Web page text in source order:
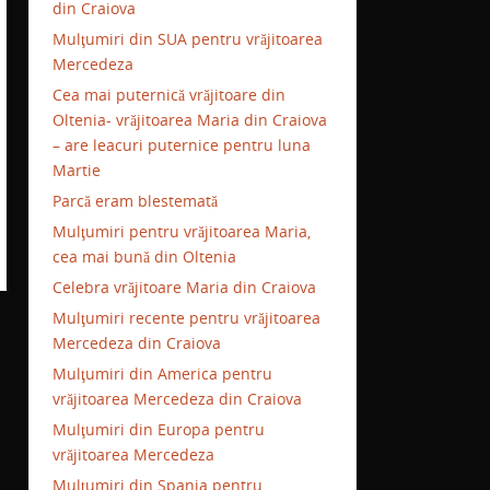
din Craiova
Mulţumiri din SUA pentru vrăjitoarea
Mercedeza
Cea mai puternică vrăjitoare din
Oltenia- vrăjitoarea Maria din Craiova
– are leacuri puternice pentru luna
Martie
Parcă eram blestemată
Mulţumiri pentru vrăjitoarea Maria,
cea mai bună din Oltenia
Celebra vrăjitoare Maria din Craiova
Mulţumiri recente pentru vrăjitoarea
Mercedeza din Craiova
Mulţumiri din America pentru
vrăjitoarea Mercedeza din Craiova
Mulţumiri din Europa pentru
vrăjitoarea Mercedeza
Mulţumiri din Spania pentru